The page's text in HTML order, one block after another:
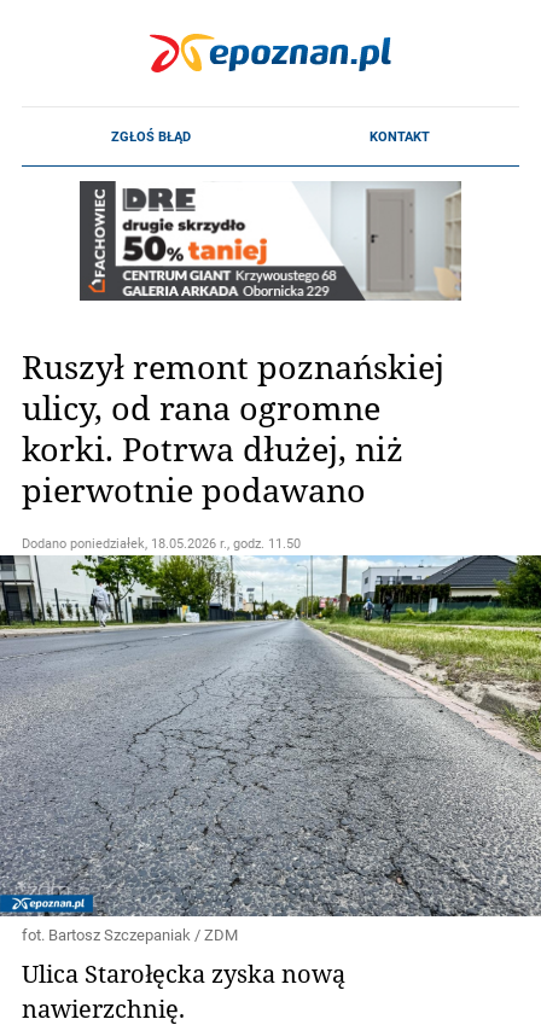
Ruszył remont poznańskiej
ulicy, od rana ogromne
korki. Potrwa dłużej, niż
pierwotnie podawano
Dodano poniedziałek, 18.05.2026 r., godz. 11.50
fot. Bartosz Szczepaniak / ZDM
Ulica Starołęcka zyska nową
nawierzchnię.